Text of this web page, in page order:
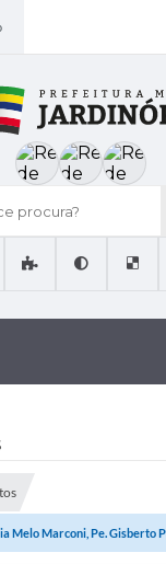
Melo Marconi, Pe. Gisberto